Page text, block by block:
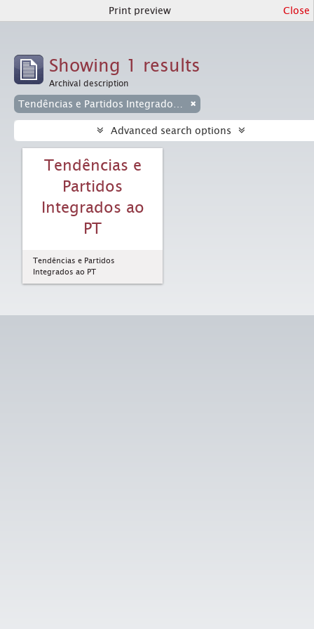
Print preview Close
Showing 1 results
Archival description
Advanced search options
Tendências e
Partidos
Integrados ao
PT
Tendências e Partidos
Integrados ao PT